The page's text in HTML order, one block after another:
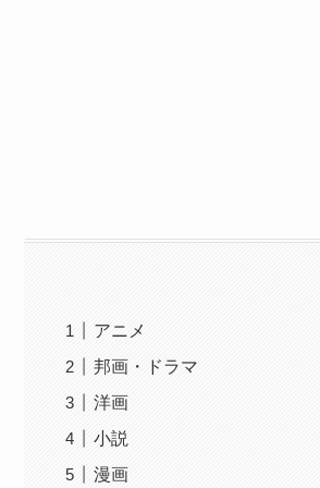
アニメ
邦画・ドラマ
洋画
小説
漫画